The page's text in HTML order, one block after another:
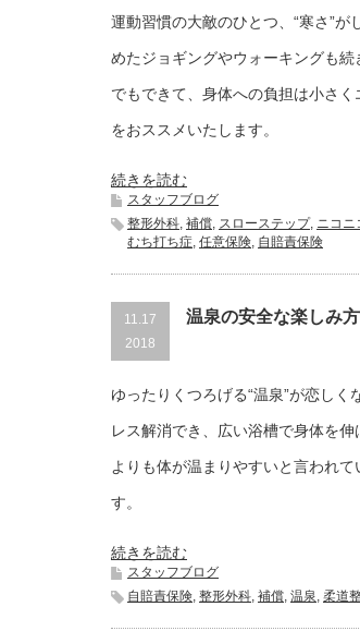
運動習慣の大敵のひとつ、“寒さ”
めたジョギングやウォーキングも
でもできて、身体への負担は小さく
をおススメいたします。
続きを読む
スタッフブログ
整形外科, 補償, スローステップ, ニコニ
むち打ち症, 任意保険, 自賠責保険
11.17
2018
温泉の安全な楽しみ方
ゆったりくつろげる“温泉”が恋し
レス解消でき、広い浴槽で身体を
よりも体が温まりやすいと言われ
す。
続きを読む
スタッフブログ
自賠責保険, 整形外科, 補償, 温泉, 柔道